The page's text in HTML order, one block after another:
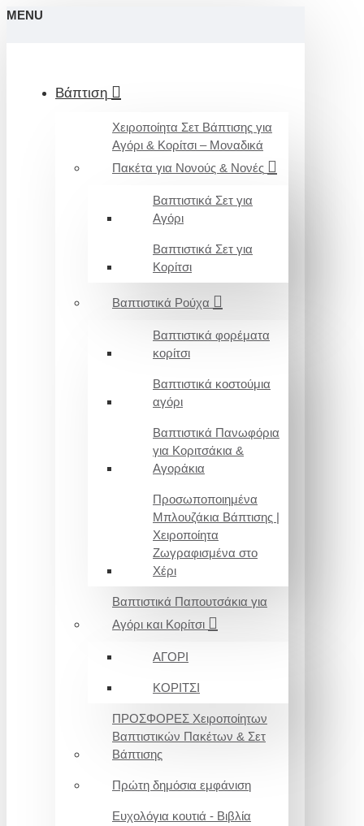
MENU
Βάπτιση
Χειροποίητα Σετ Βάπτισης για
Αγόρι & Κορίτσι – Μοναδικά
Πακέτα για Νονούς & Νονές
Βαπτιστικά Σετ για
Αγόρι
Βαπτιστικά Σετ για
Κορίτσι
Βαπτιστικά Ρούχα
Βαπτιστικά φορέματα
κορίτσι
Βαπτιστικά κοστούμια
αγόρι
Βαπτιστικά Πανωφόρια
για Κοριτσάκια &
Αγοράκια
Προσωποποιημένα
Μπλουζάκια Βάπτισης |
Χειροποίητα
Ζωγραφισμένα στο
Χέρι
Βαπτιστικά Παπουτσάκια για
Αγόρι και Κορίτσι
ΑΓΟΡΙ
ΚΟΡΙΤΣΙ
ΠΡΟΣΦΟΡΕΣ Χειροποίητων
Βαπτιστικών Πακέτων & Σετ
Βάπτισης
Πρώτη δημόσια εμφάνιση
Ευχολόγια κουτιά - Βιβλία